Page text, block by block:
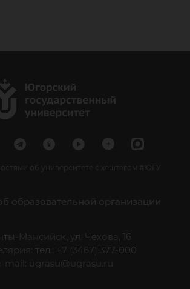
об университете с хештегом #ЮГУ
образовательной организации
Мансийск, ул. Чехова, 16
тел.: +7 (3467) 377-000
mail:
ugrasu@ugrasu.ru